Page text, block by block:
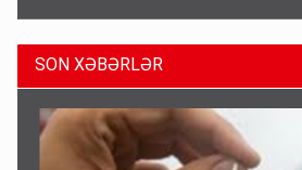
SON XƏBƏRLƏR